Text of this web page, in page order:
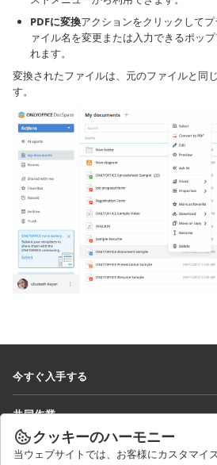
PDFに変換アクションをクリックして
ァイル名を変更または入力できるポッ
れます。
変換されたファイルは、元のファイルと同
す。
今すぐ入手する
DocSpace
Workspace
共同作業
貢献者向け
ニュースを見る
クッキーのハーモニー
当ウェブサイトでは、お客様にカスタマイ